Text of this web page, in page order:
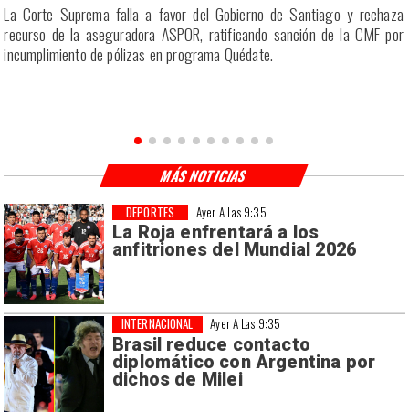
La Corte Suprema falla a favor del Gobierno de Santiago y rechaza
recurso de la aseguradora ASPOR, ratificando sanción de la CMF por
incumplimiento de pólizas en programa Quédate.
Ayer A Las 9:35
La Roja enfrentará a los
anfitriones del Mundial 2026
DEPORTES
Ayer A Las 9:35
Brasil reduce contacto
diplomático con Argentina por
dichos de Milei
INTERNACIONAL
MÁS NOTICIAS